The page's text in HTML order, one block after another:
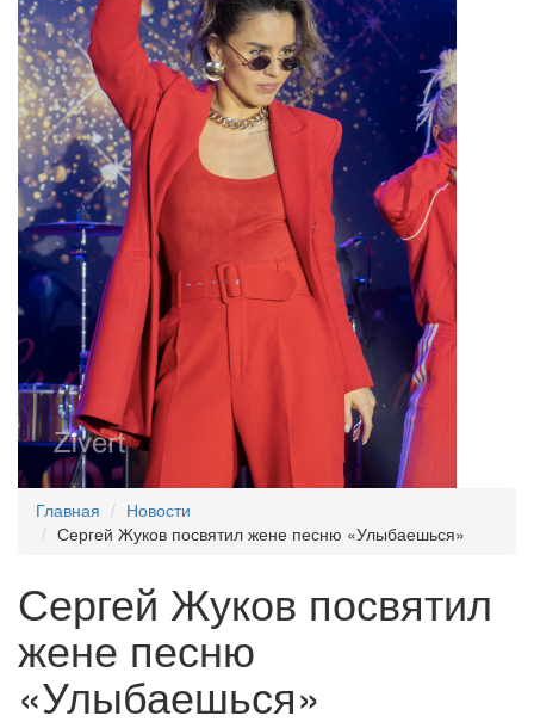
Главная
Новости
Сергей Жуков посвятил жене песню «Улыбаешься»
Сергей Жуков посвятил
жене песню
«Улыбаешься»